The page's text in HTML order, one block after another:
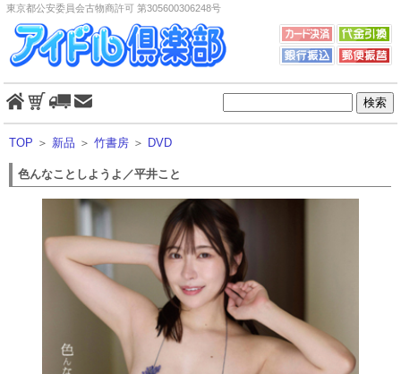
東京都公安委員会古物商許可 第305600306248号
TOP ＞ 新品 ＞竹書房 ＞ DVD
色んなことしようよ／平井こと